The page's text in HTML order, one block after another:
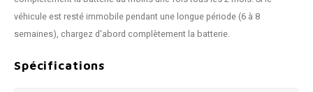
véhicule est resté immobile pendant une longue période (6 à 8
semaines), chargez d'abord complètement la batterie.
Spécifications